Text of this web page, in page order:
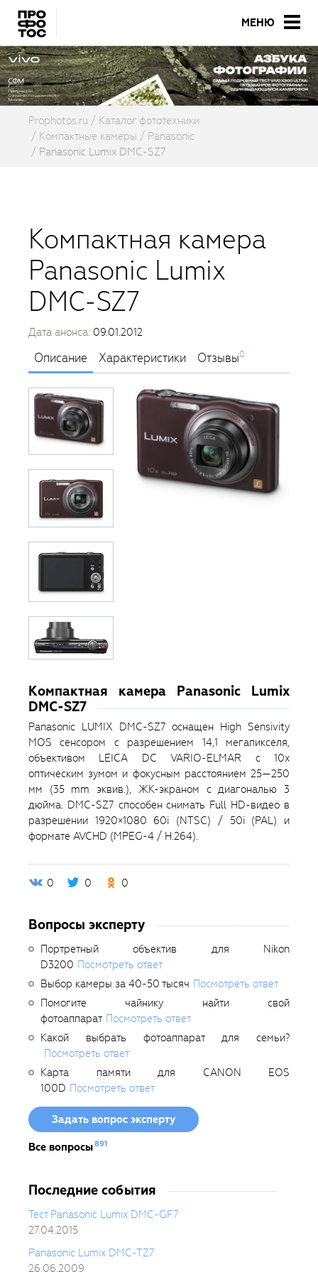
МЕНЮ
Prophotos.ru
Каталог фототехники
Компактные камеры
Panasonic
Panasonic Lumix DMC-SZ7
Компактная камера
Panasonic Lumix
DMC-SZ7
Дата анонса: 09.01.2012
Описание Характеристики Отзывы0
Компактная камера Panasonic Lumix
DMC-SZ7
Panasonic LUMIX DMC-SZ7 оснащен High Sensivity
MOS сенсором с разрешением 14,1 мегапикселя,
объективом LEICA DC VARIO-ELMAR с 10x
оптическим зумом и фокусным расстоянием 25—250
мм (35 mm эквив.), ЖК-экраном с диагональю 3
дюйма. DMC-SZ7 способен снимать Full HD-видео в
разрешении 1920×1080 60i (NTSC) / 50i (PAL) и
формате AVCHD (MPEG-4 / H.264).
0 0 0
Вопросы эксперту
Портретный объектив для Nikon
D3200 Посмотреть ответ
Выбор камеры за 40-50 тысяч Посмотреть ответ
Помогите чайнику найти свой
фотоаппарат Посмотреть ответ
Какой выбрать фотоаппарат для семьи?
Посмотреть ответ
Карта памяти для CANON EOS
100D Посмотреть ответ
Задать вопрос эксперту
Все вопросы891
Последние события
Тест Panasonic Lumix DMC-GF7
27.04.2015
Panasonic Lumix DMC-TZ7
26.06.2009